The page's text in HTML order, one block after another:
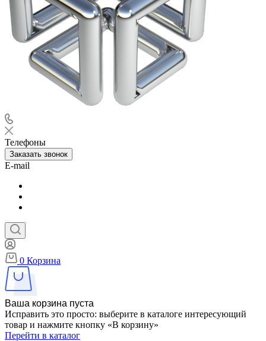
Телефоны
Заказать звонок
E-mail
0 Корзина
Ваша корзина пуста
Исправить это просто: выберите в каталоге интересующий
товар и нажмите кнопку «В корзину»
Перейти в каталог